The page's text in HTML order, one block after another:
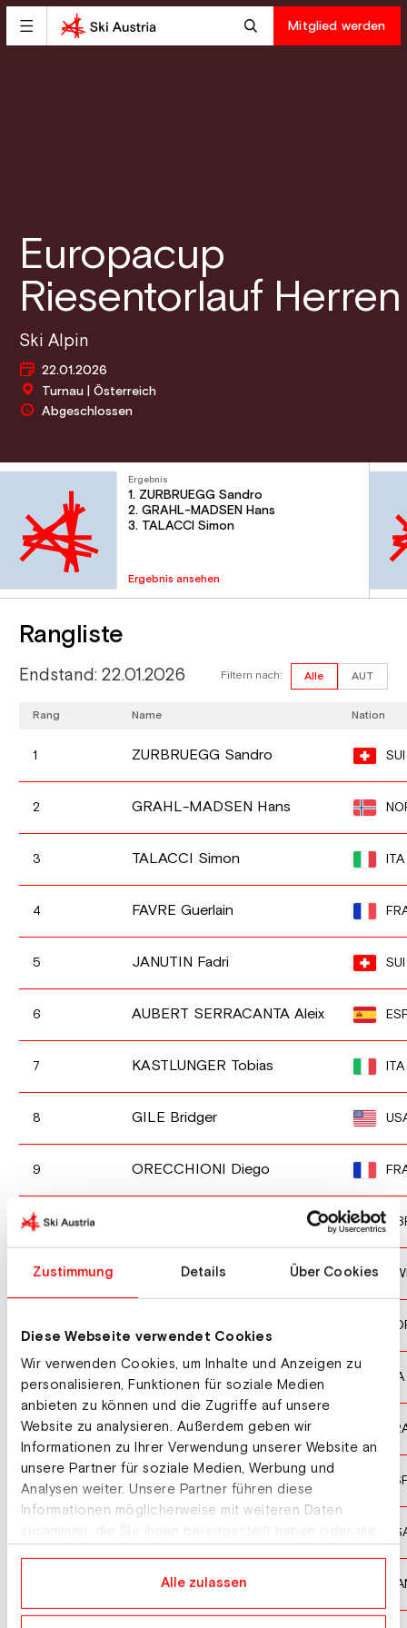
Zustimmung Details Über Cookies
Diese Webseite verwendet Cookies
Wir verwenden Cookies, um Inhalte und Anzeigen zu
personalisieren, Funktionen für soziale Medien
anbieten zu können und die Zugriffe auf unsere
Website zu analysieren. Außerdem geben wir
Informationen zu Ihrer Verwendung unserer Website an
unsere Partner für soziale Medien, Werbung und
Analysen weiter. Unsere Partner führen diese
Informationen möglicherweise mit weiteren Daten
zusammen, die Sie ihnen bereitgestellt haben oder die
Alle zulassen
Mitglied werden
Europacup
Riesentorlauf Herren
Ski Alpin
22.01.2026
Turnau | Österreich
Abgeschlossen
Ergebnis
1. ZURBRUEGG Sandro
2. GRAHL-MADSEN Hans
3. TALACCI Simon
Ergebnis ansehen
Rangliste
Endstand: 22.01.2026 Filtern nach: Alle AUT
Rang Name Nation
1 ZURBRUEGG Sandro SUI
2 GRAHL-MADSEN Hans
3 TALACCI Simon ITA
4 FAVRE Guerlain
5 JANUTIN Fadri SUI
6 AUBERT SERRACANTA Aleix
7 KASTLUNGER Tobias ITA
8 GILE Bridger
9 ORECCHIONI Diego
10
11 KONGSHOLM Lucas
SEPPI Davide Leonardo ITA
14 BARALDI Lio
15 ORTEGA FORNESA Albert
KENNEY Patrick
READ Erik